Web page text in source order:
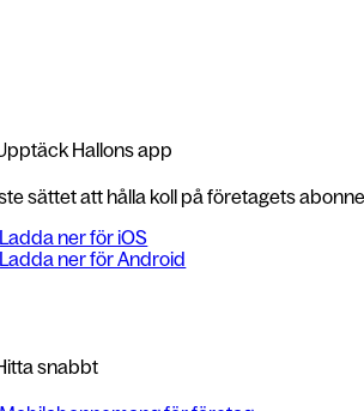
Hallons app
sättet att hålla koll på företagets
Ladda ner för iOS
Ladda ner för Android
snabbt